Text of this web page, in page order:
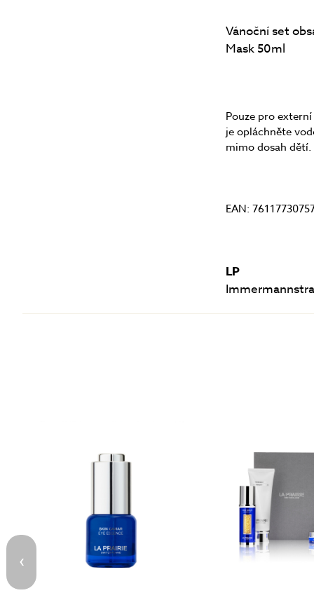
Vánoční set
Mask 50ml
Pouze pro
je opláchněte
mimo dosah
EAN:
LP